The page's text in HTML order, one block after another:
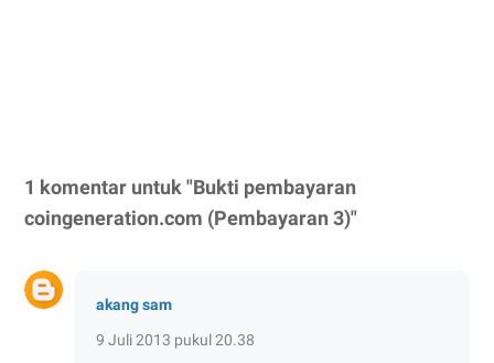
1 komentar untuk "Bukti pembayaran
coingeneration.com (Pembayaran 3)"
akang sam
9 Juli 2013 pukul 20.38